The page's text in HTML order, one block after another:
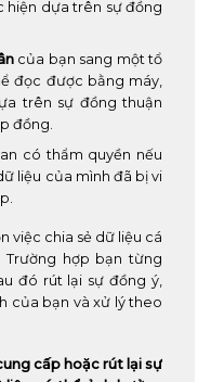
hiện dựa trên sự đồng
của bạn sang một tổ
đọc được bằng máy,
trên sự đồng thuận
đồng.
có thẩm quyền nếu
liệu của mình đã bị vi
việc chia sẻ dữ liệu cá
Trường hợp bạn từng
đó rút lại sự đồng ý,
của bạn và xử lý theo
cấp hoặc rút lại sự